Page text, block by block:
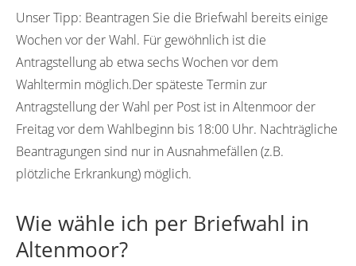
Unser Tipp: Beantragen Sie die Briefwahl bereits einige
Wochen vor der Wahl. Für gewöhnlich ist die
Antragstellung ab etwa sechs Wochen vor dem
Wahltermin möglich.Der späteste Termin zur
Antragstellung der Wahl per Post ist in Altenmoor der
Freitag vor dem Wahlbeginn bis 18:00 Uhr. Nachträgliche
Beantragungen sind nur in Ausnahmefällen (z.B.
plötzliche Erkrankung) möglich.
Wie wähle ich per Briefwahl in
Altenmoor?